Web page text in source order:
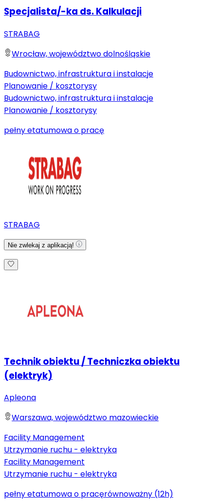
Specjalista/-ka ds. Kalkulacji
STRABAG
Wrocław, województwo dolnośląskie
Budownictwo, infrastruktura i instalacje
Planowanie / kosztorysy
Budownictwo, infrastruktura i instalacje
Planowanie / kosztorysy
pełny etatumowa o pracę
STRABAG
Nie zwlekaj z aplikacją!
Technik obiektu / Techniczka obiektu
(elektryk)
Apleona
Warszawa, województwo mazowieckie
Facility Management
Utrzymanie ruchu - elektryka
Facility Management
Utrzymanie ruchu - elektryka
pełny etatumowa o pracęrównoważny (12h)